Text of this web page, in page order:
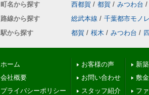
町名から探す
西都賀 / 都賀 / みつわ台 /
路線から探す
総武本線 / 千葉都市モノ
駅から探す
都賀 / 桜木 / みつわ台 /
ホーム
会社概要
プライバシーポリシー
お客様の声
お問い合わせ
スタッフ紹介
新
敷
フ